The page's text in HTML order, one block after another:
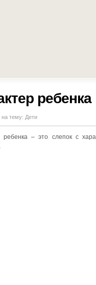
ребенка
тему: Дети
ребенка – это слепок с